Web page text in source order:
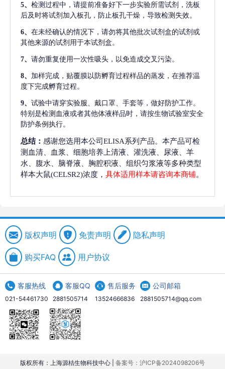
5、 检测过程中，请提前准备好下一步实验所需试剂，洗板
后及时将试剂加入板孔，防止板孔干燥，导致检测失效。
6、 在未经确认的情况下，请勿将其他批次试剂盒的试剂或
其他来源的试剂用于本试剂盒。
7、 请勿重复使用一次性吸头，以免造成交叉污染。
8、 加样完成，贴覆膜以防孵育过程样品的蒸发，在推荐温
度下完成孵育过程。
9、 试验中请穿实验服、戴口罩、手套等，做好防护工作。
特别是检测血液或者其他体液样品时，请按生物试验室安全
防护条例执行。
总结： 感谢您选用本公司ELISA系列产品。本产品可检
测血清、血浆、细胞培养上清液、灌洗液、尿液、羊
水、腹水、脑脊液、胸腔积液、组织匀浆液等多种类型
样本大鼠(CELSR2)浓度， 具体适用样本请咨询本商铺。
版权声明 免责声明 隐私声明
购买FAQ 用户协议
客服热线
021-54461730
客服QQ
2881505714
售后服务
13524666836
公司邮箱
2881505714@qq.com
版权所有：上海源桔生物科技中心 | 备案号：沪ICP备2024098206号